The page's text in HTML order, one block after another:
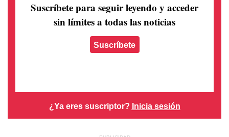
Suscríbete para seguir leyendo y acceder
sin límites a todas las noticias
Suscríbete
¿Ya eres suscriptor? Inicia sesión